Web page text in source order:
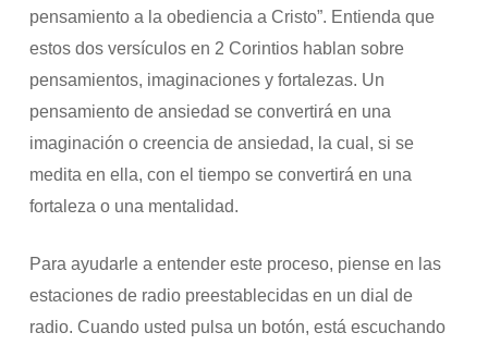
pensamiento a la obediencia a Cristo”. Entienda que
estos dos versículos en 2 Corintios hablan sobre
pensamientos, imaginaciones y fortalezas. Un
pensamiento de ansiedad se convertirá en una
imaginación o creencia de ansiedad, la cual, si se
medita en ella, con el tiempo se convertirá en una
fortaleza o una mentalidad.
Para ayudarle a entender este proceso, piense en las
estaciones de radio preestablecidas en un dial de
radio. Cuando usted pulsa un botón, está escuchando